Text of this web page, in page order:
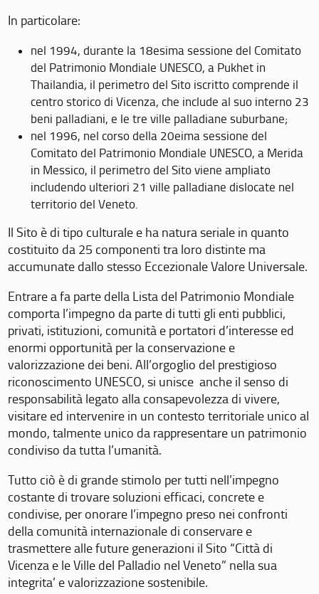
In particolare:
nel 1994, durante la 18esima sessione del Comitato
del Patrimonio Mondiale UNESCO, a Pukhet in
Thailandia, il perimetro del Sito iscritto comprende il
centro storico di Vicenza, che include al suo interno 23
beni palladiani, e le tre ville palladiane suburbane;
nel 1996, nel corso della 20eima sessione del
Comitato del Patrimonio Mondiale UNESCO, a Merida
in Messico, il perimetro del Sito viene ampliato
includendo ulteriori 21 ville palladiane dislocate nel
territorio del Veneto.
Il Sito è di tipo culturale e ha natura seriale in quanto
costituito da 25 componenti tra loro distinte ma
accumunate dallo stesso Eccezionale Valore Universale.
Entrare a fa parte della Lista del Patrimonio Mondiale
comporta l’impegno da parte di tutti gli enti pubblici,
privati, istituzioni, comunità e portatori d’interesse ed
enormi opportunità per la conservazione e
valorizzazione dei beni. All’orgoglio del prestigioso
riconoscimento UNESCO, si unisce anche il senso di
responsabilità legato alla consapevolezza di vivere,
visitare ed intervenire in un contesto territoriale unico al
mondo, talmente unico da rappresentare un patrimonio
condiviso da tutta l’umanità.
Tutto ciò è di grande stimolo per tutti nell’impegno
costante di trovare soluzioni efficaci, concrete e
condivise, per onorare l’impegno preso nei confronti
della comunità internazionale di conservare e
trasmettere alle future generazioni il Sito “Città di
Vicenza e le Ville del Palladio nel Veneto” nella sua
integrita’ e valorizzazione sostenibile.